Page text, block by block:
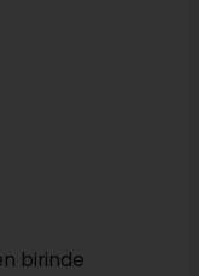
birinde